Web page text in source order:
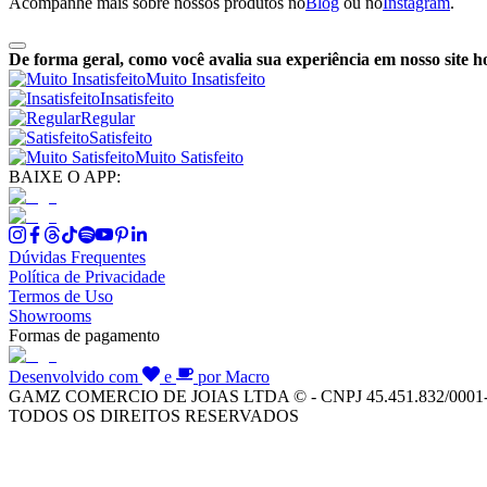
De forma geral, como você avalia sua experiência em nosso site
Muito Insatisfeito
Insatisfeito
Regular
Satisfeito
Muito Satisfeito
BAIXE O APP:
Dúvidas Frequentes
Política de Privacidade
Termos de Uso
Showrooms
Formas de pagamento
Desenvolvido com e
por Macro
GAMZ COMERCIO DE JOIAS LTDA © - CNPJ 45.451.832/
TODOS OS DIREITOS RESERVADOS